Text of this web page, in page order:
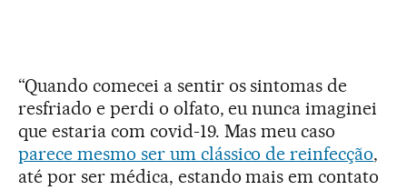
“Quando comecei a sentir os sintomas de
resfriado e perdi o olfato, eu nunca imaginei
que estaria com covid-19. Mas meu caso
parece mesmo ser um clássico de reinfecção,
até por ser médica, estando mais em contato